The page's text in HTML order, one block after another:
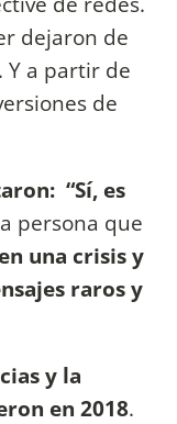
dejaron de
Y a partir de
de
“Sí, es
persona que
una crisis y
raros y
y la
en 2018.